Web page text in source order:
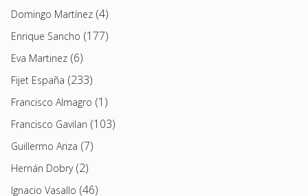
Domingo Martínez (4)
Enrique Sancho (177)
Eva Martinez (6)
Fijet España (233)
Francisco Almagro (1)
Francisco Gavilan (103)
Guillermo Ariza (7)
Hernán Dobry(2)
Ignacio Vasallo (46)